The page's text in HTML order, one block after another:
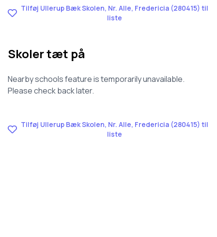
Tilføj Ullerup Bæk Skolen, Nr. Alle, Fredericia (280415) til
liste
Skoler tæt på
Nearby schools feature is temporarily unavailable.
Please check back later.
Tilføj Ullerup Bæk Skolen, Nr. Alle, Fredericia (280415) til
liste